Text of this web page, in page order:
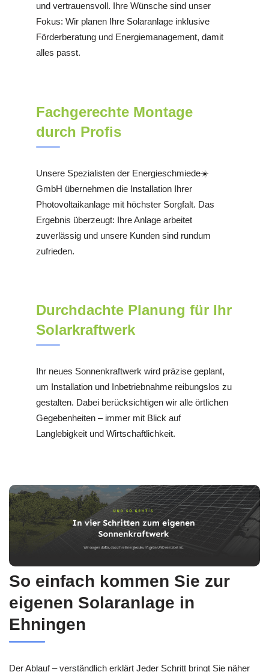
und vertrauensvoll. Ihre Wünsche sind unser
Fokus: Wir planen Ihre Solaranlage inklusive
Förderberatung und Energiemanagement, damit
alles passt.
Fachgerechte Montage
durch Profis
Unsere Spezialisten der Energieschmiede☀️
GmbH übernehmen die Installation Ihrer
Photovoltaikanlage mit höchster Sorgfalt. Das
Ergebnis überzeugt: Ihre Anlage arbeitet
zuverlässig und unsere Kunden sind rundum
zufrieden.
Durchdachte Planung für Ihr
Solarkraftwerk
Ihr neues Sonnenkraftwerk wird präzise geplant,
um Installation und Inbetriebnahme reibungslos zu
gestalten. Dabei berücksichtigen wir alle örtlichen
Gegebenheiten – immer mit Blick auf
Langlebigkeit und Wirtschaftlichkeit.
So einfach kommen Sie zur
eigenen Solaranlage in
Ehningen
Der Ablauf – verständlich erklärt Jeder Schritt bringt Sie näher